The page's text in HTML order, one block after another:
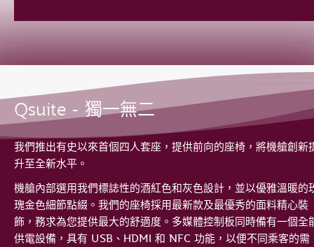
Qsuite - 獨一無二
我們推出有史以來首個四人套座，提供前向的座椅，將機艙創新
升至全新水平。
機艙內部選用我們標誌性的酒紅色和灰色設計，並以優雅溫暖的
瑰金色細節點綴。我們的座椅採用最新款及最優秀的面料精心裝
飾，務求為您提供最大的舒適度。多媒體控制板同時備有一個全
供電設備，具有 USB、HDMI 和 NFC 功能，以便不同乘客的需